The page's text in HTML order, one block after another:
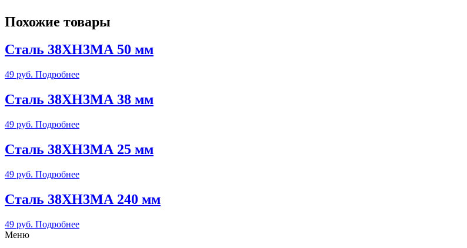
Похожие товары
Сталь 38ХН3МА 50 мм
49 руб. Подробнее
Сталь 38ХН3МА 38 мм
49 руб. Подробнее
Сталь 38ХН3МА 25 мм
49 руб. Подробнее
Сталь 38ХН3МА 240 мм
49 руб. Подробнее
Меню